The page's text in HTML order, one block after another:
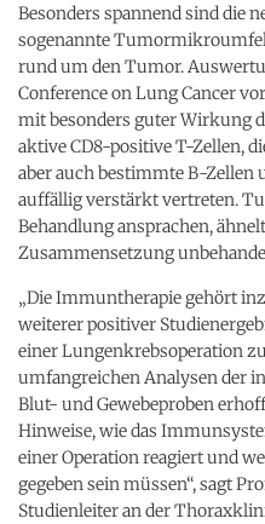
Besonders spannend sind die
sogenannte
rund um den Tumor.
Conference on Lung Cancer
mit besonders guter Wirkung
aktive CD8-positive T-Zellen,
aber auch bestimmte B-Zellen
auffällig verstärkt vertreten.
Behandlung ansprachen,
Zusammensetzung
„Die Immuntherapie gehört
weiterer positiver
einer Lungenkrebsoperation
umfangreichen Analysen der
Blut- und Gewebeproben
Hinweise, wie das
einer Operation reagiert und
gegeben sein müssen“, sagt
Studienleiter an der